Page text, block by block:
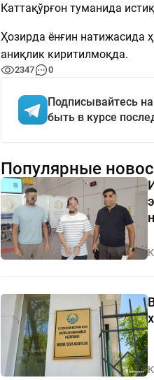
Каттақўрғон туманида
Ҳозирда ёнғин натижасида
аниқлик киритилмоқда.
2347 0
Подписывайтесь
быть в курсе
Популярные